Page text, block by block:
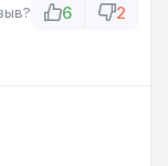
6 2